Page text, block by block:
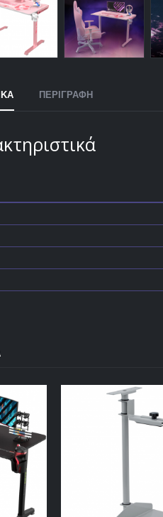
ΠΕΡΙΓΡΑΦΗ